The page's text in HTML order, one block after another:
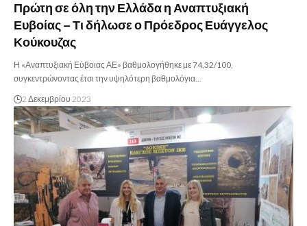
Πρώτη σε όλη την Ελλάδα η Αναπτυξιακή
Ευβοίας – Τι δήλωσε ο Πρόεδρος Ευάγγελος
Κούκουζας
Η «Αναπτυξιακή Εύβοιας ΑΕ» βαθμολογήθηκε με 74,32/100,
συγκεντρώνοντας έτσι την υψηλότερη βαθμολόγια…
2 Δεκεμβρίου 2023